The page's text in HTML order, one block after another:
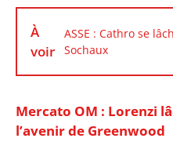
À
voir
ASSE : Cathro se
Sochaux
Mercato OM : Lorenzi
l’avenir de Greenwood